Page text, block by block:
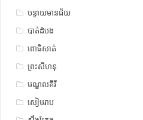
បន្ទាយមានជ័យ
បាត់ដំបង
ពោធិសាត់
ព្រះសីហនុ
មណ្ឌលគីរី
សៀមរាប